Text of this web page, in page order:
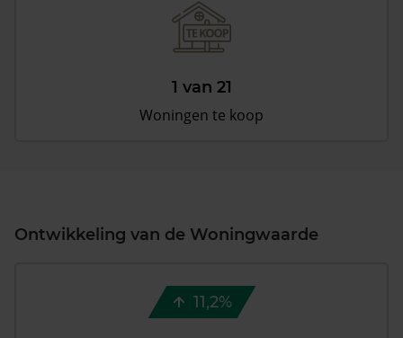
1 van 21
Woningen te koop
Ontwikkeling van de Woningwaarde
11,2%